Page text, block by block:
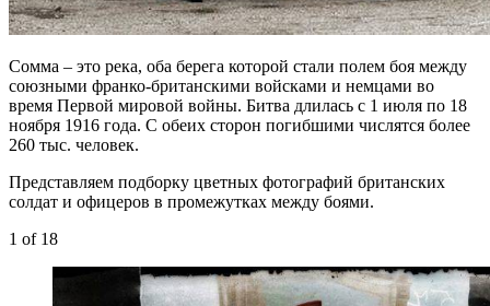
Сомма – это река, оба берега которой стали полем боя между
союзными франко-британскими войсками и немцами во
время Первой мировой войны. Битва длилась с 1 июля по 18
ноября 1916 года. С обеих сторон погибшими числятся более
260 тыс. человек.
Представляем подборку цветных фотографий британских
солдат и офицеров в промежутках между боями.
1 of 18